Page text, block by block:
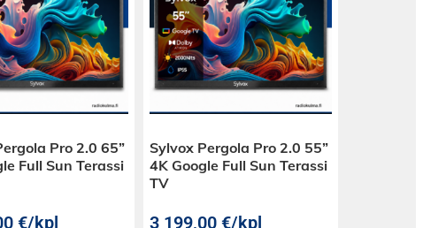
Pro 2.0 65”
Full Sun Terassi
€/kpl
Sylvox Pergola Pro 2.0 55”
4K Google Full Sun Terassi
TV
3 199,00 €/kpl